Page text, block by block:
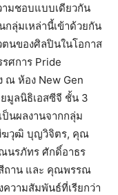
มชอบแบบเดียวกัน
กลุ่มเหล่านี้เข้าด้วยกัน
ตนของศิลปินในโอกาส
ศการ Pride
ณ ห้อง New Gen
มูลนิธิเอสซีจี ชั้น 3
นผลงานจากกลุ่ม
ฆวุฒิ บุญวิจิตร, คุณ
นรภัทร ศักดิ์อาธร
าน และ คุณพรรณ
วามสัมพันธ์ที่เรียกว่า